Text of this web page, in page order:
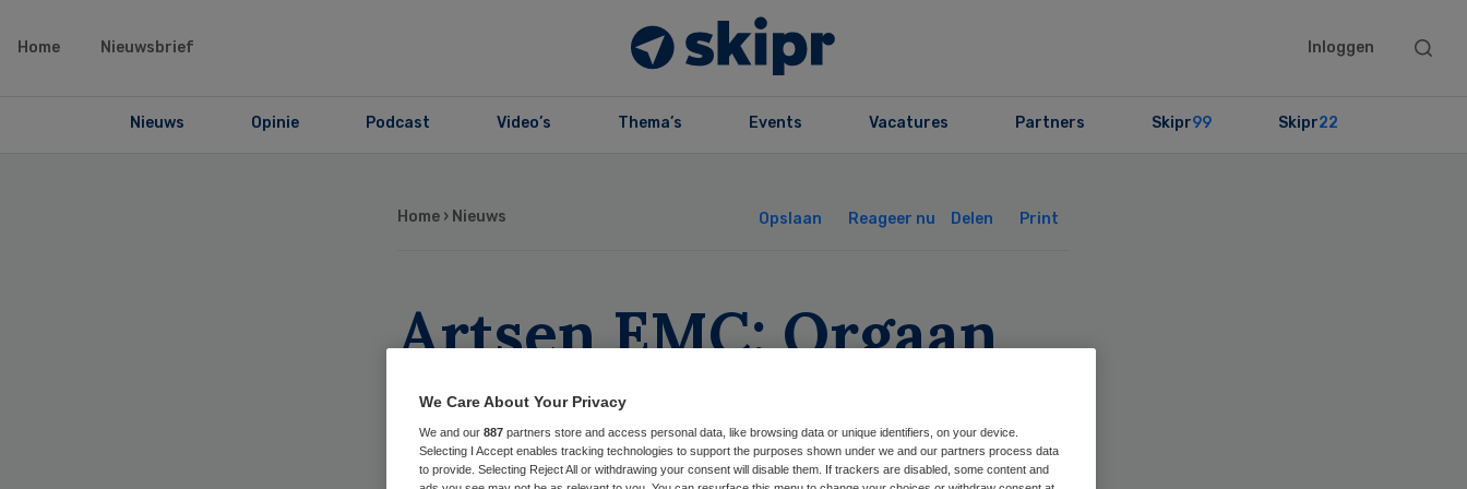
Home Nieuwsbrief Inloggen
Search
Nieuws Opinie Podcast Video’s Thema’s Events Vacatures Partners Skipr99 Skipr22
Home › Nieuws Opslaan Reageer nu Delen Print
Artsen EMC: Orgaan
weghalen voor donor
sterft
We Care About Your Privacy
We and our 887 partners store and access personal data, like browsing data or unique identifiers, on your device.
Selecting I Accept enables tracking technologies to support the purposes shown under we and our partners process data
to provide. Selecting Reject All or withdrawing your consent will disable them. If trackers are disabled, some content and